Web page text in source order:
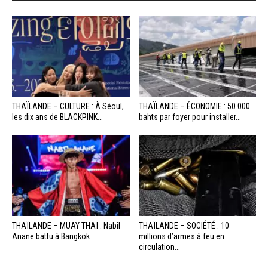
THAÏLANDE – CULTURE : À Séoul,
les dix ans de BLACKPINK...
THAÏLANDE – ÉCONOMIE : 50 000
bahts par foyer pour installer...
THAÏLANDE – MUAY THAÏ : Nabil
Anane battu à Bangkok
THAÏLANDE – SOCIÉTÉ : 10
millions d’armes à feu en
circulation...